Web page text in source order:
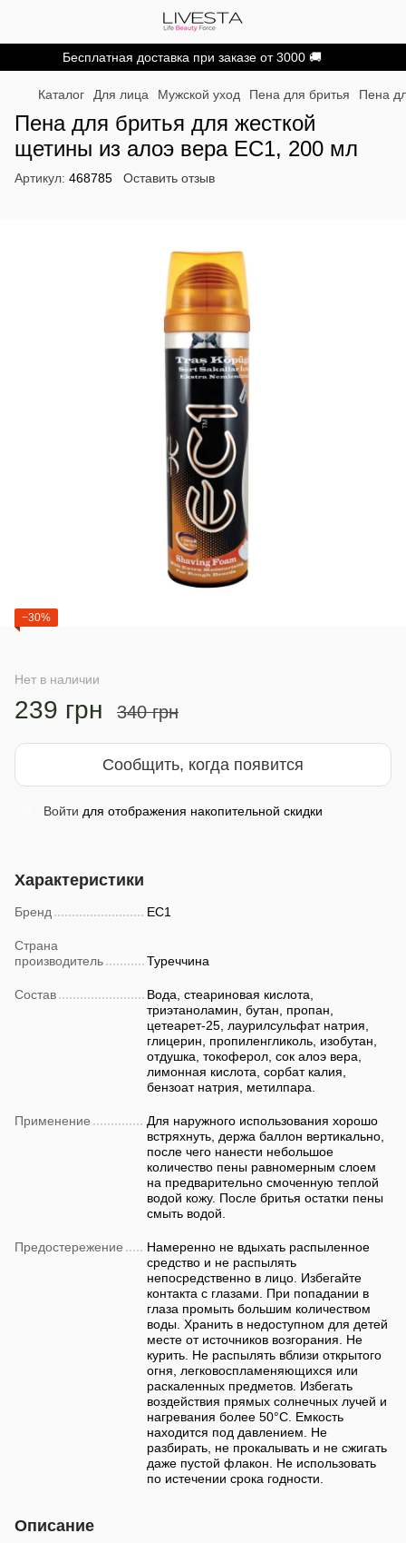
Бесплатная доставка при заказе от 3000 🚚
Каталог Для лица Мужской уход Пена для бритья Пена
Пена для бритья для жесткой
щетины из алоэ вера EC1, 200 мл
Артикул: 468785 Оставить отзыв
−30%
Нет в наличии
239 грн 340 грн
Сообщить, когда появится
Войти для отображения накопительной скидки
Характеристики
Бренд EC1
Страна
производитель
Туреччина
Состав
Вода, стеариновая кислота,
триэтаноламин, бутан, пропан,
цетеарет-25, лаурилсульфат натрия,
глицерин, пропиленгликоль, изобутан,
отдушка, токоферол, сок алоэ вера,
лимонная кислота, сорбат калия,
бензоат натрия, метилпара.
Применение
Для наружного использования хорошо
встряхнуть, держа баллон вертикально,
после чего нанести небольшое
количество пены равномерным слоем
на предварительно смоченную теплой
водой кожу. После бритья остатки пены
смыть водой.
Предостережение
Намеренно не вдыхать распыленное
средство и не распылять
непосредственно в лицо. Избегайте
контакта с глазами. При попадании в
глаза промыть большим количеством
воды. Хранить в недоступном для детей
месте от источников возгорания. Не
курить. Не распылять вблизи открытого
огня, легковоспламеняющихся или
раскаленных предметов. Избегать
воздействия прямых солнечных лучей и
нагревания более 50°C. Емкость
находится под давлением. Не
разбирать, не прокалывать и не сжигать
даже пустой флакон. Не использовать
по истечении срока годности.
Описание